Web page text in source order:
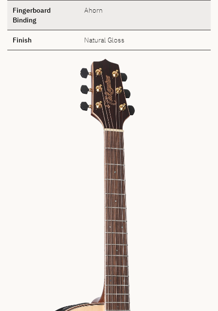
Fingerboard
Binding
Ahorn
Finish Natural Gloss